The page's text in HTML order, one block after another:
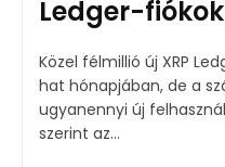
Ledger-
Közel félmillió új XRP
hat hónapjában, de a
ugyanennyi új felhasználó áll. A nyilvános
szerint az...